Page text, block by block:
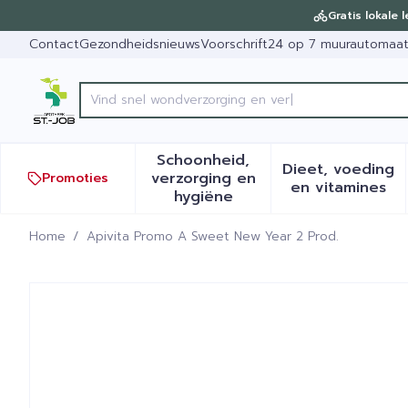
Gratis lokale
ContactGezondheidsnieuwsVoorschrift24 op 7 muurautomaat
Product, merk, categorie...
Vind snel
Promoties
Schoonheid,
verzorging en
hygiëneToon submenu voor
Dieet, voeding
en vitamines
Toon
Home / Apivita Promo A Sweet New Year 2 Prod.
Apivita Promo A Sweet